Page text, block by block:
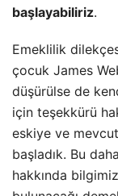
başlayabiliriz.
Emeklilik
çocuk James
düşürülse de
için teşekkürü
eskiye ve
başladık. Bu
hakkında